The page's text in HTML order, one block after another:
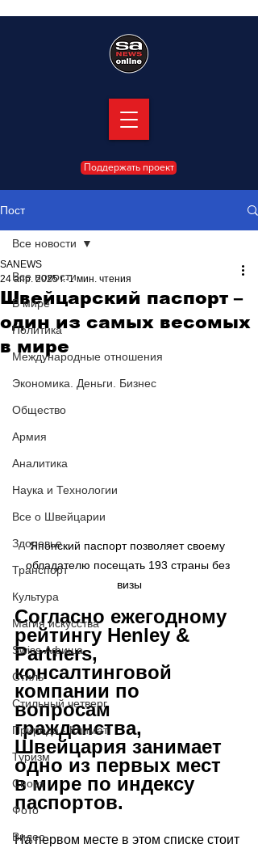
Поддержать проект
Пост
Все новости
В мире
Политика
Международные отношения
Экономика. Деньги. Бизнес
Общество
Армия
Аналитика
Наука и Технологии
Все о Швейцарии
Здоровье
Транспорт
Культура
Магия искусства
Swiss Афиша
Стиль
Стильный четверг
Природа - Климат
Туризм
Спорт
Фото
Видео
Все новости
Швейцарский паспорт –
один из самых весомых
в мире
SANEWS
24 апр. 2025 г. 1 мин. чтения
Японский паспорт позволяет своему
обладателю посещать 193 страны без
визы
Согласно ежегодному
рейтингу Henley &
Partners,
консалтинговой
компании по
вопросам
гражданства,
Швейцария занимает
одно из первых мест
в мире по индексу
паспортов.
На первом месте в этом списке стоит